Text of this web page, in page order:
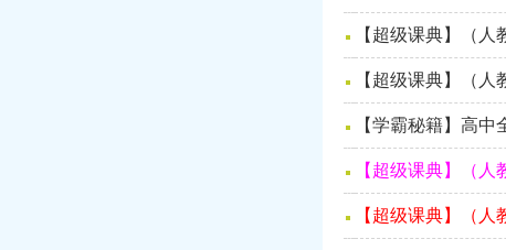
【超级课典】（
【超级课典】（
【学霸秘籍】高
【超级课典】（
【超级课典】（